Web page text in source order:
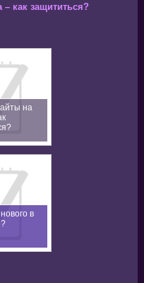
как защититься?
на
в